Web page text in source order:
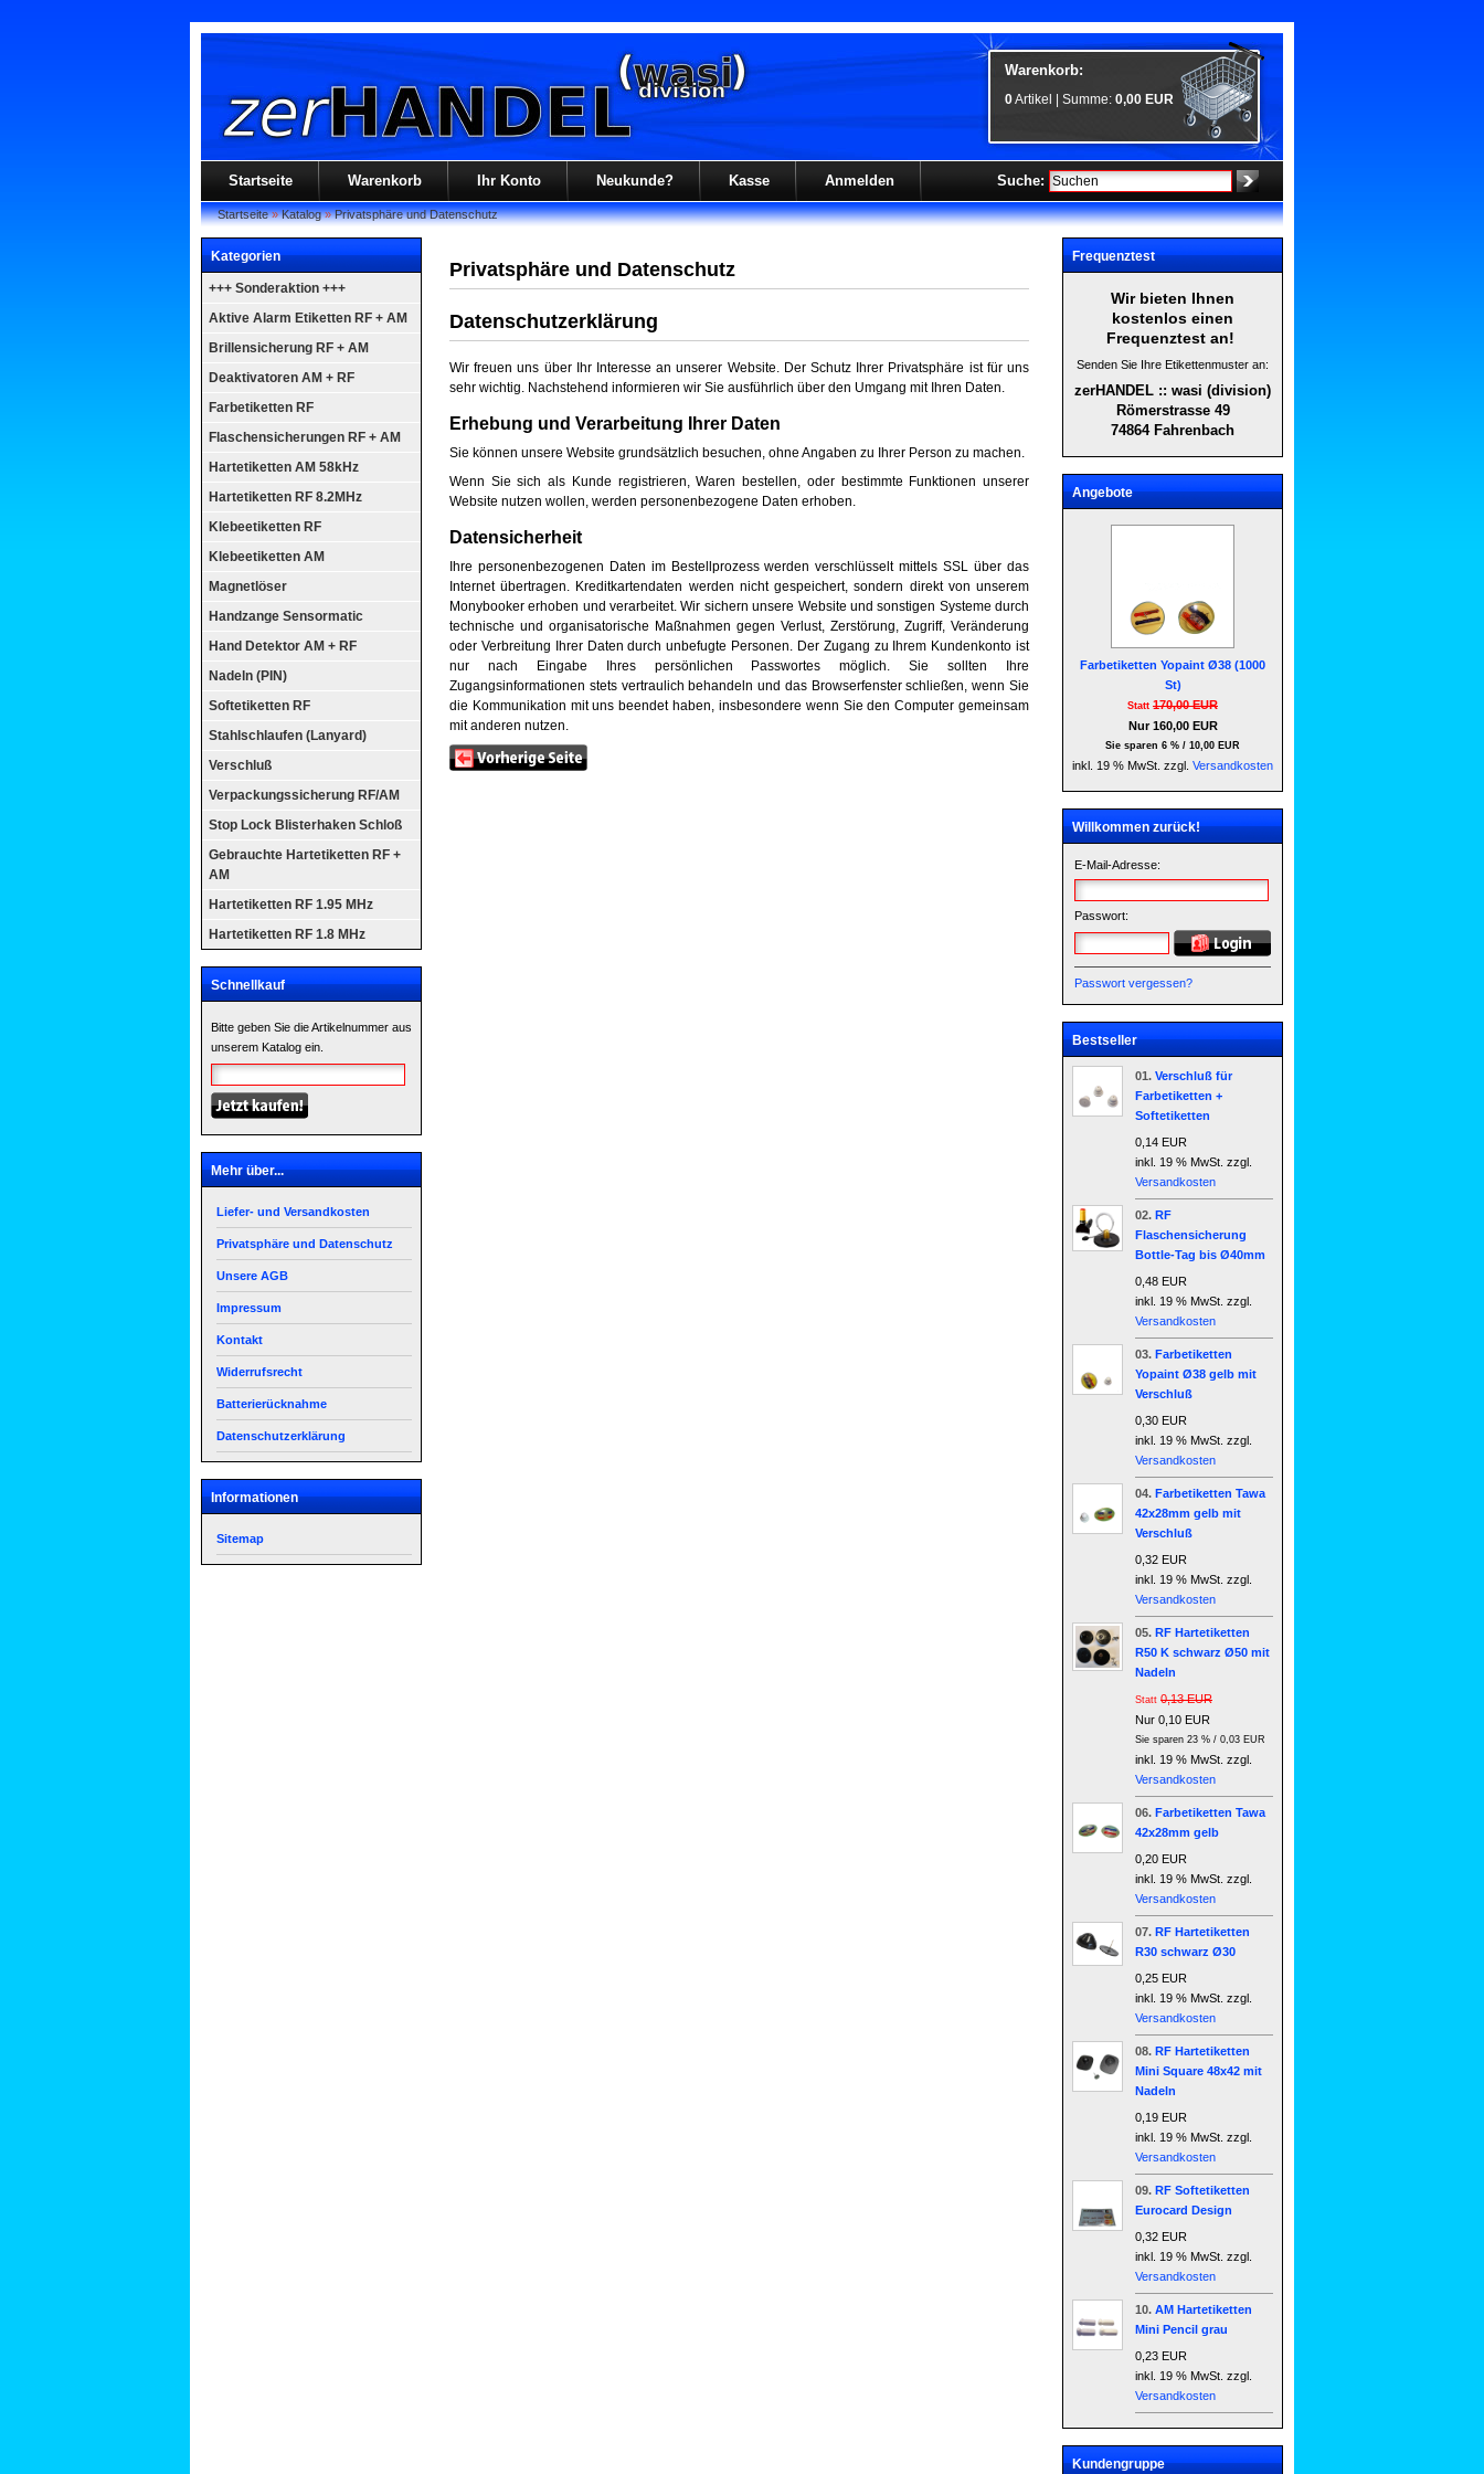
Warenkorb:
0Artikel | Summe: 0,00 EUR
Startseite Warenkorb Ihr Konto Neukunde? Kasse Anmelden Suche:
Startseite»Katalog»Privatsphäre und Datenschutz
Kategorien
+++ Sonderaktion +++
Aktive Alarm Etiketten RF + AM
Brillensicherung RF + AM
Deaktivatoren AM + RF
Farbetiketten RF
Flaschensicherungen RF + AM
Hartetiketten AM 58kHz
Hartetiketten RF 8.2MHz
Klebeetiketten RF
Klebeetiketten AM
Magnetlöser
Handzange Sensormatic
Hand Detektor AM + RF
Nadeln (PIN)
Softetiketten RF
Stahlschlaufen (Lanyard)
Verschluß
Verpackungssicherung RF/AM
Stop Lock Blisterhaken Schloß
Gebrauchte Hartetiketten RF +
AM
Hartetiketten RF 1.95 MHz
Hartetiketten RF 1.8 MHz
Schnellkauf
Bitte geben Sie die Artikelnummer aus
unserem Katalog ein.
Mehr über...
Liefer- und Versandkosten
Privatsphäre und Datenschutz
Unsere AGB
Impressum
Kontakt
Widerrufsrecht
Batterierücknahme
Datenschutzerklärung
Informationen
Sitemap
Privatsphäre und Datenschutz
Datenschutzerklärung
Wir freuen uns über Ihr Interesse an unserer Website. Der Schutz Ihrer Privatsphäre ist für uns
sehr wichtig. Nachstehend informieren wir Sie ausführlich über den Umgang mit Ihren Daten.
Erhebung und Verarbeitung Ihrer Daten
Sie können unsere Website grundsätzlich besuchen, ohne Angaben zu Ihrer Person zu machen.
Wenn Sie sich als Kunde registrieren, Waren bestellen, oder bestimmte Funktionen unserer
Website nutzen wollen, werden personenbezogene Daten erhoben.
Datensicherheit
Ihre personenbezogenen Daten im Bestellprozess werden verschlüsselt mittels SSL über das
Internet übertragen. Kreditkartendaten werden nicht gespeichert, sondern direkt von unserem
Monybooker erhoben und verarbeitet. Wir sichern unsere Website und sonstigen Systeme durch
technische und organisatorische Maßnahmen gegen Verlust, Zerstörung, Zugriff, Veränderung
oder Verbreitung Ihrer Daten durch unbefugte Personen. Der Zugang zu Ihrem Kundenkonto ist
nur nach Eingabe Ihres persönlichen Passwortes möglich. Sie sollten Ihre
Zugangsinformationen stets vertraulich behandeln und das Browserfenster schließen, wenn Sie
die Kommunikation mit uns beendet haben, insbesondere wenn Sie den Computer gemeinsam
mit anderen nutzen.
Frequenztest
Wir bieten Ihnen
kostenlos einen
Frequenztest an!
Senden Sie Ihre Etikettenmuster an:
zerHANDEL :: wasi (division)
Römerstrasse 49
74864 Fahrenbach
Angebote
Farbetiketten Yopaint Ø38 (1000
St)
Statt 170,00 EUR
Nur 160,00 EUR
Sie sparen 6 % / 10,00 EUR
inkl. 19 % MwSt. zzgl. Versandkosten
Willkommen zurück!
E-Mail-Adresse:
Passwort:
Passwort vergessen?
Bestseller
01. Verschluß für
Farbetiketten +
Softetiketten
0,14 EUR
inkl. 19 % MwSt. zzgl.
Versandkosten
02. RF
Flaschensicherung
Bottle-Tag bis Ø40mm
0,48 EUR
inkl. 19 % MwSt. zzgl.
Versandkosten
03. Farbetiketten
Yopaint Ø38 gelb mit
Verschluß
0,30 EUR
inkl. 19 % MwSt. zzgl.
Versandkosten
04. Farbetiketten Tawa
42x28mm gelb mit
Verschluß
0,32 EUR
inkl. 19 % MwSt. zzgl.
Versandkosten
05. RF Hartetiketten
R50 K schwarz Ø50 mit
Nadeln
Statt 0,13 EUR
Nur 0,10 EUR
Sie sparen 23 % / 0,03 EUR
inkl. 19 % MwSt. zzgl.
Versandkosten
06. Farbetiketten Tawa
42x28mm gelb
0,20 EUR
inkl. 19 % MwSt. zzgl.
Versandkosten
07. RF Hartetiketten
R30 schwarz Ø30
0,25 EUR
inkl. 19 % MwSt. zzgl.
Versandkosten
08. RF Hartetiketten
Mini Square 48x42 mit
Nadeln
0,19 EUR
inkl. 19 % MwSt. zzgl.
Versandkosten
09. RF Softetiketten
Eurocard Design
0,32 EUR
inkl. 19 % MwSt. zzgl.
Versandkosten
10. AM Hartetiketten
Mini Pencil grau
0,23 EUR
inkl. 19 % MwSt. zzgl.
Versandkosten
Kundengruppe